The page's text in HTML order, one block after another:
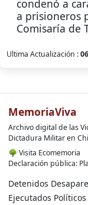
condenó a
a prisioneros
Comisaría de
Ultima Actualización :
MemoriaViva
Archivo digital de las
Dictadura Militar en
🌳 Visita Ecomemoria
Declaración pública:
Detenidos
Ejecutados Políticos